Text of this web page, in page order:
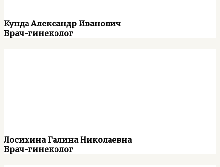
Кунда Александр Иванович
Врач-гинеколог
Лосихина Галина Николаевна
Врач-гинеколог